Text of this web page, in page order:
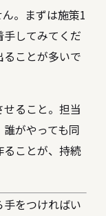
。まずは施策1
してみてくだ
ことが多いで
ること。担当
がやっても同
ることが、持続
手をつければい